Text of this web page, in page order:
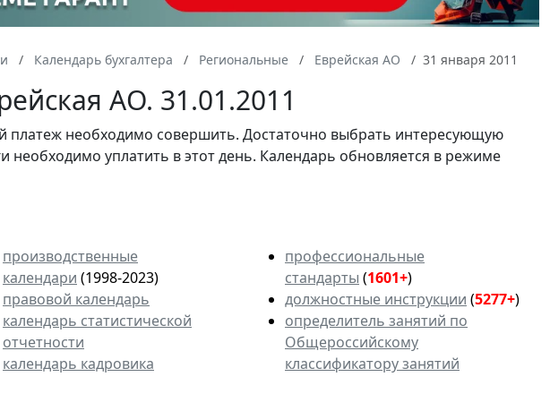
Календарь бухгалтера Региональные Еврейская АО 31 января 2011
АО. 31.01.2011
платеж необходимо совершить. Достаточно выбрать интересующую
необходимо уплатить в этот день. Календарь обновляется в режиме
производственные
календари (1998-2023)
правовой календарь
календарь статистической
отчетности
календарь кадровика
профессиональные
стандарты (1601+)
должностные инструкции (5277+)
определитель занятий по
Общероссийскому
классификатору занятий